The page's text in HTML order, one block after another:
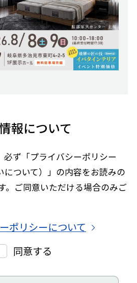
報について
必ず「プライバシーポリシー
について）」の内容をお読みの
。ご同意いただける場合のみご
ポリシーについて
同意する